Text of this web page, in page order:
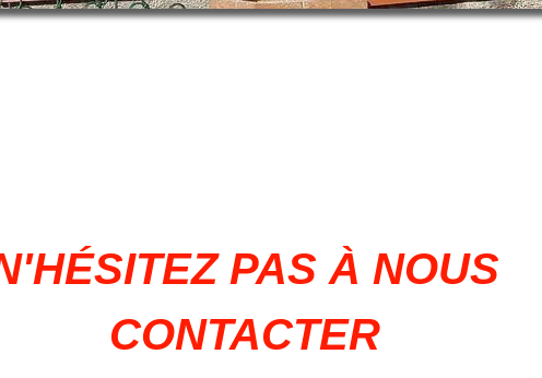
PAS À NOUS
CONTACTER